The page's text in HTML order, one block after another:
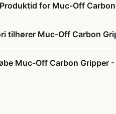
for Muc-Off
tilhører Muc-Off Carbon
Muc-Off Carbon Gripper